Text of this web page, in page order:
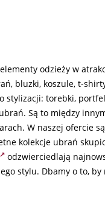
odzieży w
bluzki, koszule, t-
stylizacji: torebki,
Są to między
W naszej ofercie
kolekcje ubrań
odzwierciedlają
stylu. Dbamy o to,